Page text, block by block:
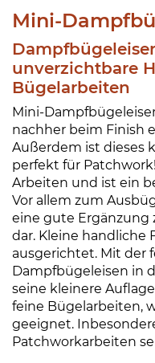
ü
g
e
l
e
i
s
e
n
M
e
n
g
e
e
:
Mini-
unverzichtbare
Bügelarbeiten
Mini-
nachher beim Finish
Außerdem ist dieses
perfekt für
Arbeiten und ist ein
Vor allem zum
eine gute Ergänzung
dar. Kleine handliche
ausgerichtet. Mit der
Dampfbügeleisen in
seine kleinere
feine Bügelarbeiten,
geeignet.
Patchworkarbeiten